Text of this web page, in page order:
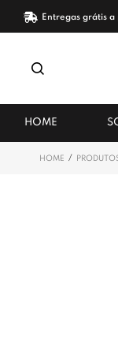
Entregas grátis
HOME
HOME /